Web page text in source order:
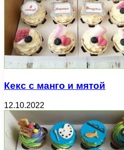
Кекс с манго и мятой
12.10.2022